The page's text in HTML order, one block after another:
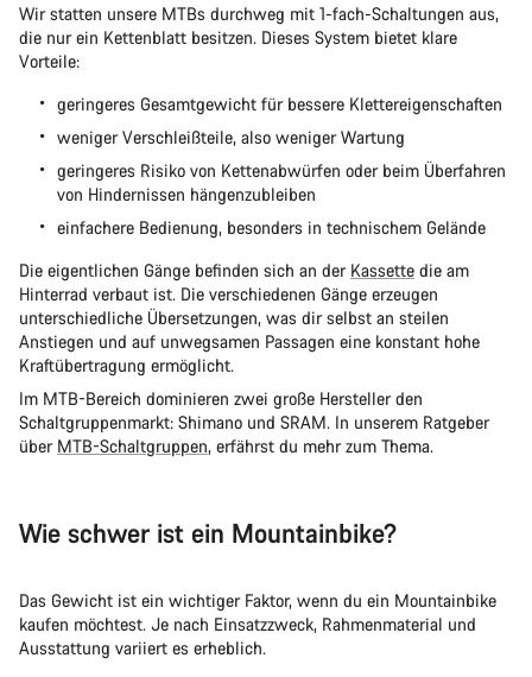
Wir statten unsere MTBs durchweg mit 1-fach-Schaltungen aus,
die nur ein Kettenblatt besitzen. Dieses System bietet klare
Vorteile:
geringeres Gesamtgewicht für bessere Klettereigenschaften
weniger Verschleißteile, also weniger Wartung
geringeres Risiko von Kettenabwürfen oder beim Überfahren
von Hindernissen hängenzubleiben
einfachere Bedienung, besonders in technischem Gelände
Die eigentlichen Gänge befinden sich an der Kassette die am
Hinterrad verbaut ist. Die verschiedenen Gänge erzeugen
unterschiedliche Übersetzungen, was dir selbst an steilen
Anstiegen und auf unwegsamen Passagen eine konstant hohe
Kraftübertragung ermöglicht.
Im MTB-Bereich dominieren zwei große Hersteller den
Schaltgruppenmarkt: Shimano und SRAM. In unserem Ratgeber
über MTB-Schaltgruppen, erfährst du mehr zum Thema.
Wie schwer ist ein Mountainbike?
Das Gewicht ist ein wichtiger Faktor, wenn du ein Mountainbike
kaufen möchtest. Je nach Einsatzzweck, Rahmenmaterial und
Ausstattung variiert es erheblich.